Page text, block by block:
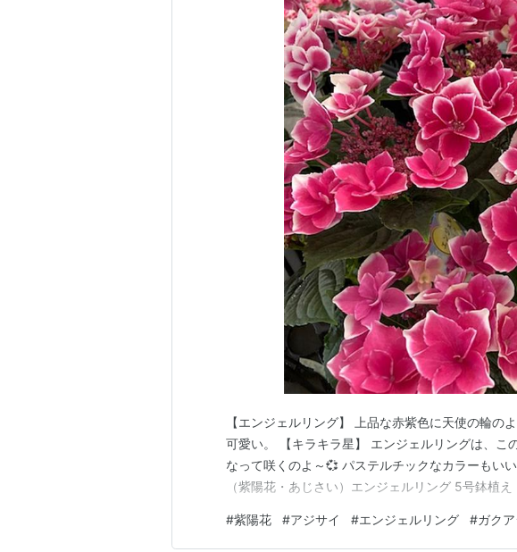
【エンジェルリング】 上品な赤紫色に天使の輪の
可愛い。 【キラキラ星】 エンジェルリングは、こ
なって咲くのよ～💞 パステルチックなカラーもい
（紫陽花・あじさい）エンジェルリング 5号鉢植
#紫陽花 #アジサイ #エンジェルリング #ガク